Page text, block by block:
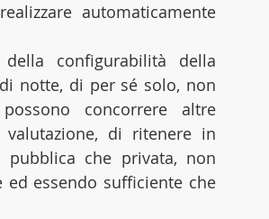
automaticamente
configurabilità della
notte, di per sé solo, non
concorrere altre
valutazione, di ritenere in
che privata, non
essendo sufficiente che